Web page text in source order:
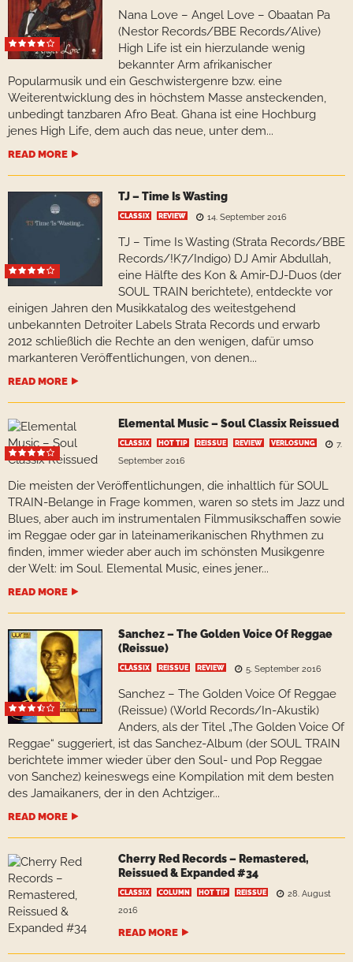
Nana Love – Angel Love – Obaatan Pa
(Nestor Records/BBE Records/Alive)
High Life ist ein hierzulande wenig
bekannter Arm afrikanischer
Popularmusik und ein Geschwistergenre bzw. eine
Weiterentwicklung des in höchstem Masse ansteckenden,
unbedingt tanzbaren Afro Beat. Ghana ist eine Hochburg
jenes High Life, dem auch das neue, unter dem...
READ MORE
TJ – Time Is Wasting
CLASSIX REVIEW 14. September 2016
TJ – Time Is Wasting (Strata Records/BBE
Records/!K7/Indigo) DJ Amir Abdullah,
eine Hälfte des Kon & Amir-DJ-Duos (der
SOUL TRAIN berichtete), entdeckte vor
einigen Jahren den Musikkatalog des weitestgehend
unbekannten Detroiter Labels Strata Records und erwarb
2012 schließlich die Rechte an den wenigen, dafür umso
markanteren Veröffentlichungen, von denen...
READ MORE
Elemental Music – Soul Classix Reissued
CLASSIX HOT TIP REISSUE REVIEW VERLOSUNG
7.
September 2016
Die meisten der Veröffentlichungen, die inhaltlich für SOUL
TRAIN-Belange in Frage kommen, waren so stets im Jazz und
Blues, aber auch im instrumentalen Filmmusikschaffen sowie
im Reggae oder gar in lateinamerikanischen Rhythmen zu
finden, immer wieder aber auch im schönsten Musikgenre
der Welt: im Soul. Elemental Music, eines jener...
READ MORE
Sanchez – The Golden Voice Of Reggae
(Reissue)
CLASSIX REISSUE REVIEW 5. September 2016
Sanchez – The Golden Voice Of Reggae
(Reissue) (World Records/In-Akustik)
Anders, als der Titel „The Golden Voice Of
Reggae“ suggeriert, ist das Sanchez-Album (der SOUL TRAIN
berichtete immer wieder über den Soul- und Pop Reggae
von Sanchez) keineswegs eine Kompilation mit dem besten
des Jamaikaners, der in den Achtziger...
READ MORE
Cherry Red Records – Remastered,
Reissued & Expanded #34
CLASSIX COLUMN HOT TIP REISSUE
28. August
2016
READ MORE